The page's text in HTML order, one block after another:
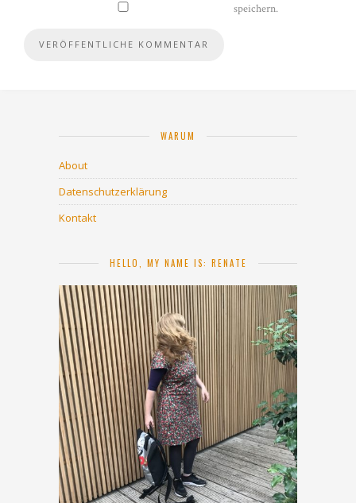
speichern.
WARUM
About
Datenschutzerklärung
Kontakt
HELLO, MY NAME IS: RENATE